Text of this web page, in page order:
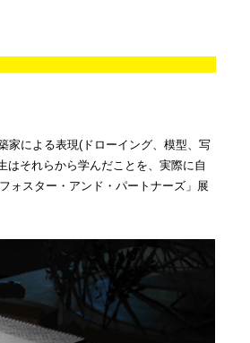
家による表現(ドローイング、模型、写
はそれらから学んだことを、実際に自
ォスター・アンド・パートナーズ」展